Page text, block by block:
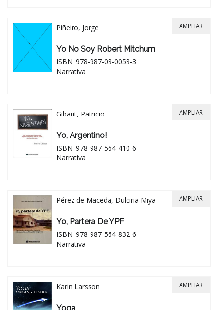
Piñeiro, Jorge
Yo No Soy Robert Mitchum
ISBN: 978-987-08-0058-3
Narrativa
AMPLIAR
Gibaut, Patricio
Yo, Argentino!
ISBN: 978-987-564-410-6
Narrativa
AMPLIAR
Pérez de Maceda, Dulciria Miya
Yo, Partera De YPF
ISBN: 978-987-564-832-6
Narrativa
AMPLIAR
Karin Larsson
Yoga
AMPLIAR